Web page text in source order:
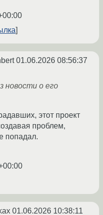
01.06.2026 08:56:37
новости о его
этот проект
проблем,
попадал.
01.06.2026 10:38:11